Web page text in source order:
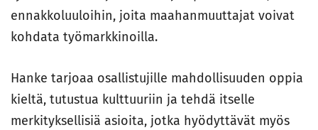
ennakkoluuloihin, joita maahanmuuttajat voivat
kohdata työmarkkinoilla.
Hanke tarjoaa osallistujille mahdollisuuden oppia
kieltä, tutustua kulttuuriin ja tehdä itselle
merkityksellisiä asioita, jotka hyödyttävät myös